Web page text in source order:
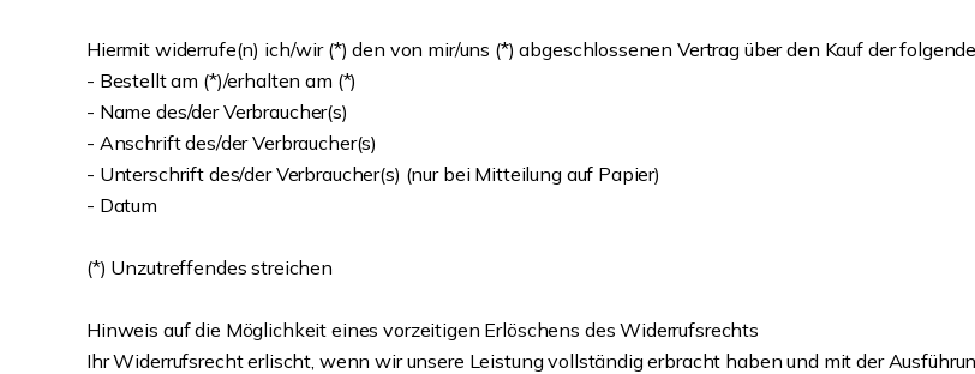
Hiermit widerrufe(n) ich/wir (*) den von mir/uns (*) abgeschlossenen Vertrag über den Kauf der
- Bestellt am (*)/erhalten am (*)
- Name des/der Verbraucher(s)
- Anschrift des/der Verbraucher(s)
- Unterschrift des/der Verbraucher(s) (nur bei Mitteilung auf Papier)
- Datum
(*) Unzutreffendes streichen
Hinweis auf die Möglichkeit eines vorzeitigen Erlöschens des Widerrufsrechts
Ihr Widerrufsrecht erlischt, wenn wir unsere Leistung vollständig erbracht haben und mit der